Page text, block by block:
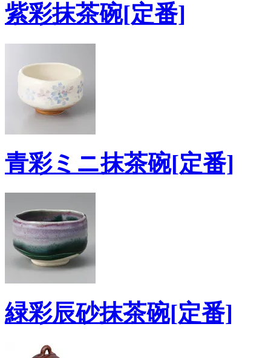
紫彩抹茶碗[定番]
青彩ミニ抹茶碗[定番]
緑彩辰砂抹茶碗[定番]